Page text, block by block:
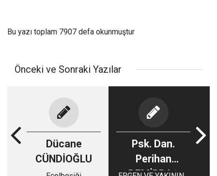
Bu yazı toplam 7907 defa okunmuştur
Önceki ve Sonraki Yazılar
Dücane
CÜNDİOĞLU
Psk. Dan.
Perihan